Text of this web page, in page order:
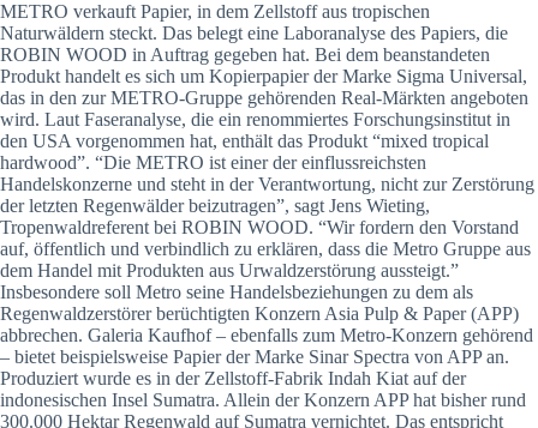
METRO verkauft Papier, in dem Zellstoff aus tropischen
Naturwäldern steckt. Das belegt eine Laboranalyse des Papiers, die
ROBIN WOOD in Auftrag gegeben hat. Bei dem beanstandeten
Produkt handelt es sich um Kopierpapier der Marke Sigma Universal,
das in den zur METRO-Gruppe gehörenden Real-Märkten angeboten
wird. Laut Faseranalyse, die ein renommiertes Forschungsinstitut in
den USA vorgenommen hat, enthält das Produkt “mixed tropical
hardwood”. “Die METRO ist einer der einflussreichsten
Handelskonzerne und steht in der Verantwortung, nicht zur Zerstörung
der letzten Regenwälder beizutragen”, sagt Jens Wieting,
Tropenwaldreferent bei ROBIN WOOD. “Wir fordern den Vorstand
auf, öffentlich und verbindlich zu erklären, dass die Metro Gruppe aus
dem Handel mit Produkten aus Urwaldzerstörung aussteigt.”
Insbesondere soll Metro seine Handelsbeziehungen zu dem als
Regenwaldzerstörer berüchtigten Konzern Asia Pulp & Paper (APP)
abbrechen. Galeria Kaufhof – ebenfalls zum Metro-Konzern gehörend
– bietet beispielsweise Papier der Marke Sinar Spectra von APP an.
Produziert wurde es in der Zellstoff-Fabrik Indah Kiat auf der
indonesischen Insel Sumatra. Allein der Konzern APP hat bisher rund
300.000 Hektar Regenwald auf Sumatra vernichtet. Das entspricht